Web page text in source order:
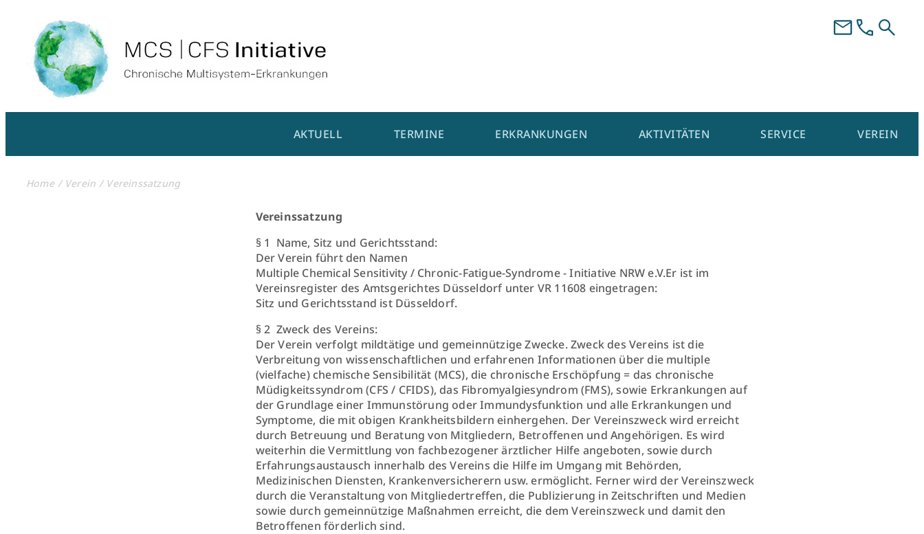
AKTUELL TERMINE ERKRANKUNGEN AKTIVITÄTEN SERVICE VEREIN
Home Verein Vereinssatzung
Vereinssatzung
§ 1 Name, Sitz und Gerichtsstand:
Der Verein führt den Namen
Multiple Chemical Sensitivity / Chronic-Fatigue-Syndrome - Initiative NRW e.V.Er ist im
Vereinsregister des Amtsgerichtes Düsseldorf unter VR 11608 eingetragen:
Sitz und Gerichtsstand ist Düsseldorf.
§ 2 Zweck des Vereins:
Der Verein verfolgt mildtätige und gemeinnützige Zwecke. Zweck des Vereins ist die
Verbreitung von wissenschaftlichen und erfahrenen Informationen über die multiple
(vielfache) chemische Sensibilität (MCS), die chronische Erschöpfung = das chronische
Müdigkeitssyndrom (CFS / CFIDS), das Fibromyalgiesyndrom (FMS), sowie Erkrankungen auf
der Grundlage einer Immunstörung oder Immundysfunktion und alle Erkrankungen und
Symptome, die mit obigen Krankheitsbildern einhergehen. Der Vereinszweck wird erreicht
durch Betreuung und Beratung von Mitgliedern, Betroffenen und Angehörigen. Es wird
weiterhin die Vermittlung von fachbezogener ärztlicher Hilfe angeboten, sowie durch
Erfahrungsaustausch innerhalb des Vereins die Hilfe im Umgang mit Behörden,
Medizinischen Diensten, Krankenversicherern usw. ermöglicht. Ferner wird der Vereinszweck
durch die Veranstaltung von Mitgliedertreffen, die Publizierung in Zeitschriften und Medien
sowie durch gemeinnützige Maßnahmen erreicht, die dem Vereinszweck und damit den
Betroffenen förderlich sind.